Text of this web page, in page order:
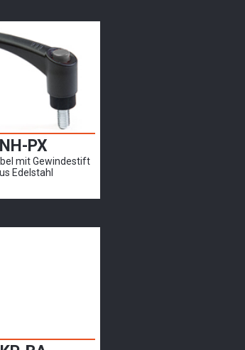
NH-PX
mit Gewindestift
Edelstahl